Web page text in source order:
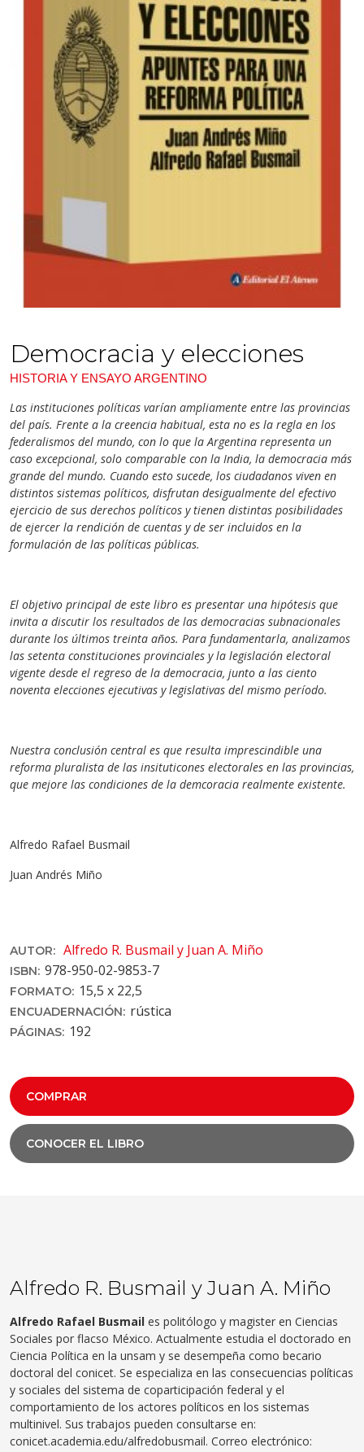
Democracia y elecciones
HISTORIA Y ENSAYO ARGENTINO
Las instituciones políticas varían ampliamente entre las provincias
del país. Frente a la creencia habitual, esta no es la regla en los
federalismos del mundo, con lo que la Argentina representa un
caso excepcional, solo comparable con la India, la democracia más
grande del mundo. Cuando esto sucede, los ciudadanos viven en
distintos sistemas políticos, disfrutan desigualmente del efectivo
ejercicio de sus derechos políticos y tienen distintas posibilidades
de ejercer la rendición de cuentas y de ser incluidos en la
formulación de las políticas públicas.
El objetivo principal de este libro es presentar una hipótesis que
invita a discutir los resultados de las democracias subnacionales
durante los últimos treinta años. Para fundamentarla, analizamos
las setenta constituciones provinciales y la legislación electoral
vigente desde el regreso de la democracia, junto a las ciento
noventa elecciones ejecutivas y legislativas del mismo período.
Nuestra conclusión central es que resulta imprescindible una
reforma pluralista de las insituticones electorales en las provincias,
que mejore las condiciones de la demcoracia realmente existente.
Alfredo Rafael Busmail
Juan Andrés Miño
AUTOR: Alfredo R. Busmail y Juan A. Miño
ISBN: 978-950-02-9853-7
FORMATO: 15,5 x 22,5
ENCUADERNACIÓN: rústica
PÁGINAS: 192
COMPRAR
CONOCER EL LIBRO
Alfredo R. Busmail y Juan A. Miño
Alfredo Rafael Busmail es politólogo y magister en Ciencias
Sociales por flacso México. Actualmente estudia el doctorado en
Ciencia Política en la unsam y se desempeña como becario
doctoral del conicet. Se especializa en las consecuencias políticas
y sociales del sistema de coparticipación federal y el
comportamiento de los actores políticos en los sistemas
multinivel. Sus trabajos pueden consultarse en:
conicet.academia.edu/alfredobusmail. Correo electrónico: